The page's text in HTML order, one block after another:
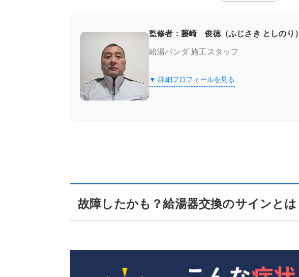
監修者：藤崎 俊徳（ふじさき としのり）
給湯パンダ 施工スタッフ
▼ 詳細プロフィールを見る
故障したかも？給湯器交換のサインとは